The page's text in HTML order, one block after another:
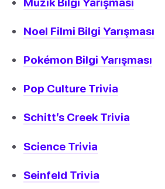
Noel Filmi Bilgi Yarışması
Pokémon Bilgi Yarışması
Pop Culture Trivia
Schitt’s Creek Trivia
Science Trivia
Seinfeld Trivia